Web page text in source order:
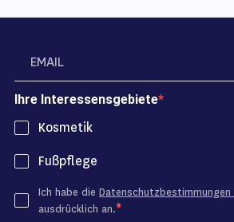
Ihre Interessensgebiete
Kosmetik
Fußpflege
Ich habe dieDatenschutzbestimmungen
ausdrücklich an.